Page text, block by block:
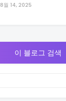
8월 14, 2025
이 블로그 검색